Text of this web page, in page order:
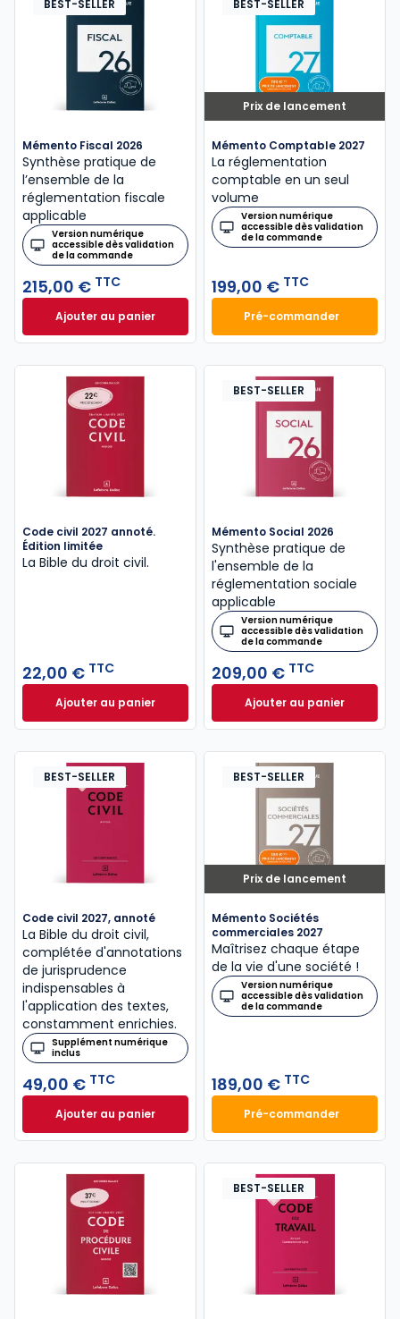
BEST-SELLER
Mémento Fiscal 2026
Synthèse pratique de
l’ensemble de la
réglementation fiscale
applicable
Version numérique
accessible dès validation
de la commande
215,00 € TTC
Ajouter au panierMémento Fiscal 2026 à 215,00 € TTC
Prix de lancement
BEST-SELLER
Mémento Comptable 2027
La réglementation
comptable en un seul
volume
Version numérique
accessible dès validation
de la commande
199,00 € TTC
Pré-commander
Mémento
Code civil 2027 annoté.
Édition limitée
La Bible du droit civil.
22,00 € TTC
Ajouter au panierCode civil 2027 annoté. Édition limitée à 22,00 € TTC
BEST-SELLER
Mémento Social 2026
Synthèse pratique de
l'ensemble de la
réglementation sociale
applicable
Version numérique
accessible dès validation
de la commande
209,00 € TTC
Ajouter au panier
Mémento Social
BEST-SELLER
Code civil 2027, annoté
La Bible du droit civil,
complétée d'annotations
de jurisprudence
indispensables à
l'application des textes,
constamment enrichies.
Supplément numérique
inclus
49,00 € TTC
Ajouter au panierCode civil 2027, annoté à 49,00 € TTC
Prix de lancement
BEST-SELLER
Mémento Sociétés
commerciales 2027
Maîtrisez chaque étape
de la vie d'une société !
Version numérique
accessible dès validation
de la commande
189,00 € TTC
Pré-commander
Mémento
BEST-SELLER